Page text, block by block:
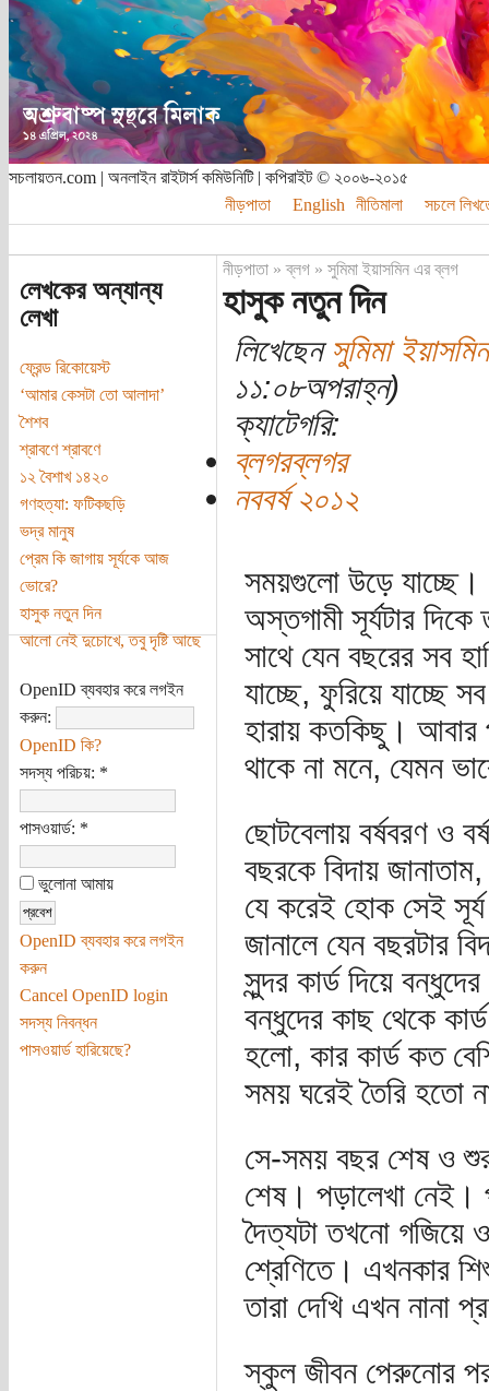
সচলায়তন.com | অনলাইন রাইটার্স কমিউনিটি | কপিরাইট © ২০০৬-২০১৫
নীড়পাতা
English নীতিমালা সচলে
লেখকের অন্যান্য
লেখা
ফ্রেন্ড রিকোয়েস্ট
‘আমার কেসটা তো আলাদা’
শৈশব
শ্রাবণে শ্রাবণে
১২ বৈশাখ ১৪২০
গণহত্যা: ফটিকছড়ি
ভদ্র মানুষ
প্রেম কি জাগায় সূর্যকে আজ
ভোরে?
হাসুক নতুন দিন
আলো নেই দুচোখে, তবু দৃষ্টি আছে
OpenID ব্যবহার করে লগইন
করুন:
OpenID কি?
সদস্য পরিচয়: *
পাসওয়ার্ড: *
ভুলোনা আমায়
OpenID ব্যবহার করে লগইন
করুন
Cancel OpenID login
সদস্য নিবন্ধন
পাসওয়ার্ড হারিয়েছে?
নীড়পাতা»ব্লগ» সুমিমা ইয়াসমিন এর ব্লগ
হাসুক নতুন দিন
লিখেছেনসুমিমা ইয়াসমিন
১১:০৮অপরাহ্ন)
ক্যাটেগরি:
ব্লগরব্লগর
নববর্ষ ২০১২
সময়গুলো উড়ে যাচ্ছে।
অস্তগামী সূর্যটার
সাথে যেন বছরের সব
যাচ্ছে, ফুরিয়ে
হারায় কতকিছু। আবার
থাকে না মনে, যেমন
ছোটবেলায় বর্ষবরণ ও
বছরকে বিদায়
যে করেই হোক সেই
জানালে যেন বছরটার
সুন্দর কার্ড দিয়ে
বন্ধুদের কাছ থেকে
হলো, কার কার্ড কত
সময় ঘরেই তৈরি হতো
সে-সময় বছর শেষ ও
শেষ। পড়ালেখা নেই।
দৈত্যটা তখনো গজিয়ে
শ্রেণিতে। এখনকার
তারা দেখি এখন নানা
স্কুল জীবন পেরুনোর